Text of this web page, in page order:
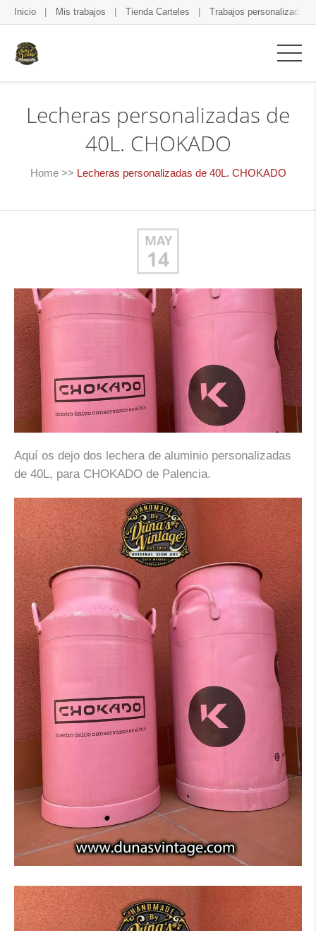
Inicio Mis trabajos Tienda Carteles Trabajos personalizados
Lecheras personalizadas de
40L. CHOKADO
Home >> Lecheras personalizadas de 40L. CHOKADO
MAY
14
Aquí os dejo dos lechera de aluminio personalizadas
de 40L, para CHOKADO de Palencia.